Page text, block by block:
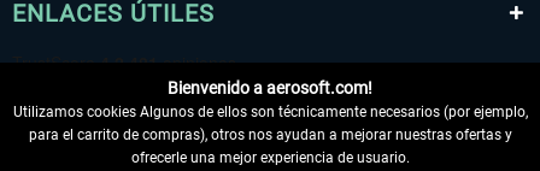
ENLACES ÚTILES
Bienvenido a aerosoft.com!
Utilizamos cookies Algunos de ellos son técnicamente necesarios (por ejemplo,
para el carrito de compras), otros nos ayudan a mejorar nuestras ofertas y
ofrecerle una mejor experiencia de usuario.